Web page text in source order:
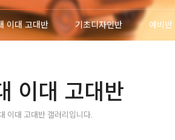
이대 고대반 기초디자인반 예비반
이대 고대반
이대 고대반 갤러리입니다.